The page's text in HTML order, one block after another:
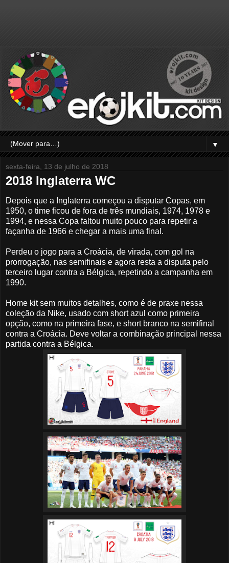
▼
sexta-feira, 13 de julho de 2018
2018 Inglaterra WC
Depois que a Inglaterra começou a disputar Copas, em
1950, o time ficou de fora de três mundiais, 1974, 1978 e
1994, e nessa Copa faltou muito pouco para repetir a
façanha de 1966 e chegar a mais uma final.
Perdeu o jogo para a Croácia, de virada, com gol na
prorrogação, nas semifinais e agora resta a disputa pelo
terceiro lugar contra a Bélgica, repetindo a campanha em
1990.
Home kit sem muitos detalhes, como é de praxe nessa
coleção da Nike, usado com short azul como primeira
opção, como na primeira fase, e short branco na semifinal
contra a Croácia. Deve voltar a combinação principal nessa
partida contra a Bélgica.